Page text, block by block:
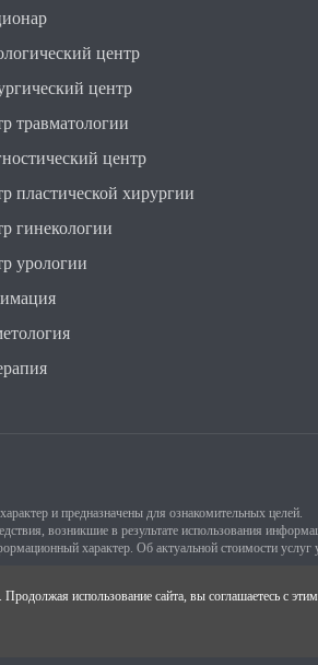
центр
центр
травматологии
центр
пластической хирургии
гинекологии
урологии
и предназначены для ознакомительных целей.
возникшие в результате использования
характер. Об актуальной стоимости услуг
города Москвы. Л041-01137-77/
использование сайта, вы соглашаетесь с